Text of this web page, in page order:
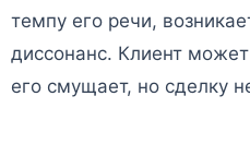
темпу его речи,
диссонанс. Клиент
его смущает, но сделку